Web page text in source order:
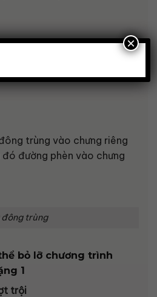
hạ thảo và ăn trực tiếp để
trùng vào chưng riêng
đó đường phèn vào chưng
đông trùng
bỏ lỡ chương trình
1
trội
×